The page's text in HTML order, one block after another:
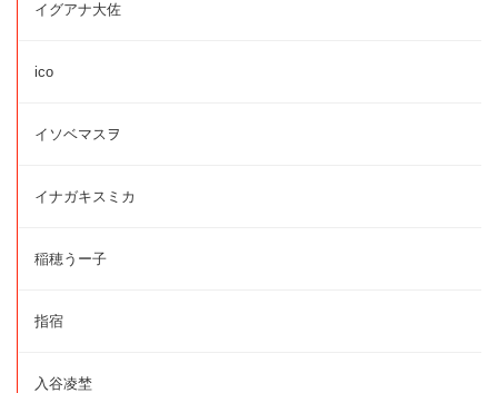
イグアナ大佐
ico
イソベマスヲ
イナガキスミカ
稲穂うー子
指宿
入谷凌埜